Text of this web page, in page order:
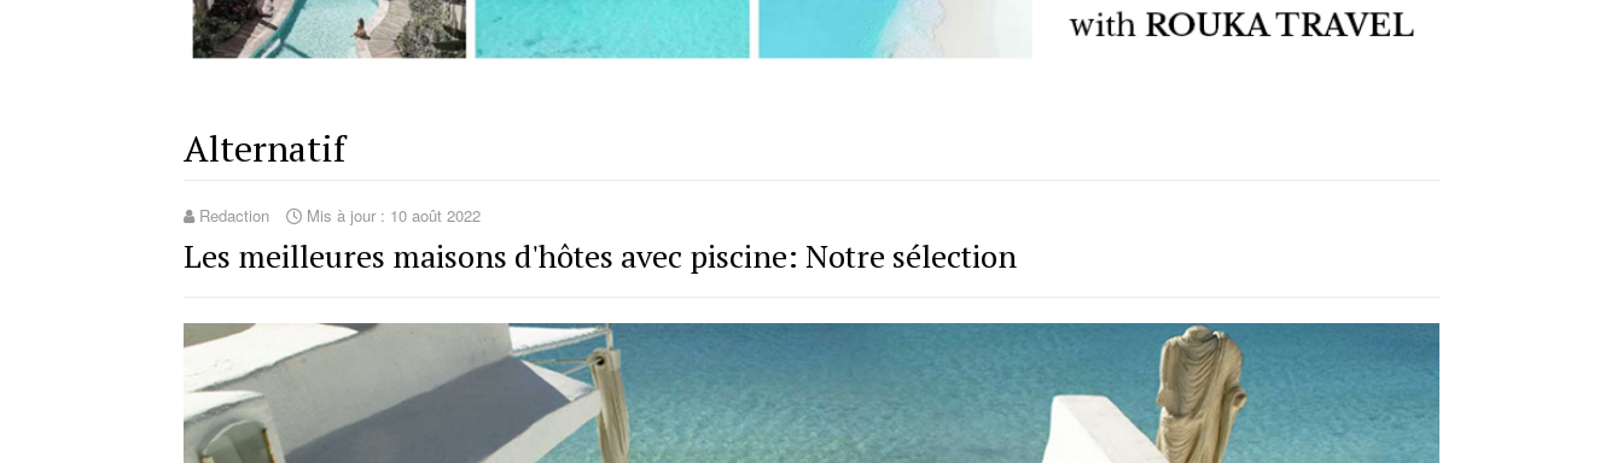
Alternatif
Redaction Mis à jour : 10 août 2022
Les meilleures maisons d'hôtes avec piscine: Notre sélection